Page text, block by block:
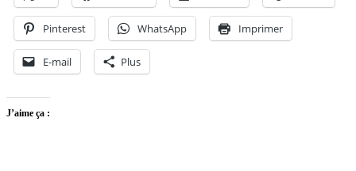
KHO
TRUNG
Pinterest WhatsApp Imprimer
E-mail Plus
J’aime ça :